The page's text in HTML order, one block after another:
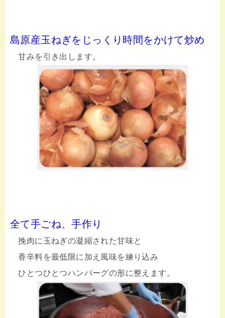
島原産玉ねぎをじっくり時間をかけて炒め
甘みを引き出します。
全て手ごね、手作り
挽肉に玉ねぎの凝縮された甘味と
香辛料を最低限に加え風味を練り込み
ひとつひとつハンバーグの形に整えます。